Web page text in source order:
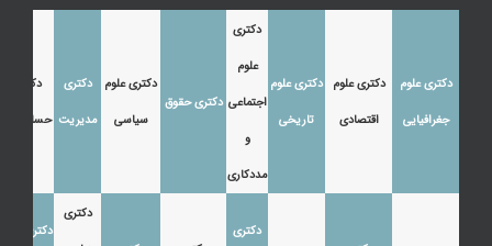
دکتری علوم
جغرافیایی
دکتری علوم
اقتصادی
دکتری علوم
تاریخی
دکتری
علوم
اجتماعی
و
مددکاری
دکتری حقوق
دکتری علوم
سیاسی
دکتری
مدیریت
دکتری
حسابداری
دکتری
دکتری
دکتری زبان